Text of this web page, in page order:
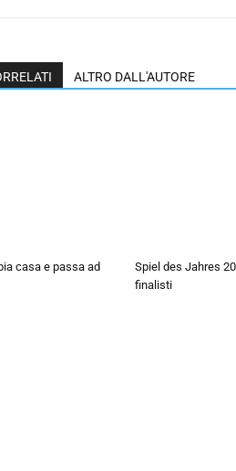
ALTRO DALL'AUTORE
casa e passa ad
Spiel des Jahres
finalisti